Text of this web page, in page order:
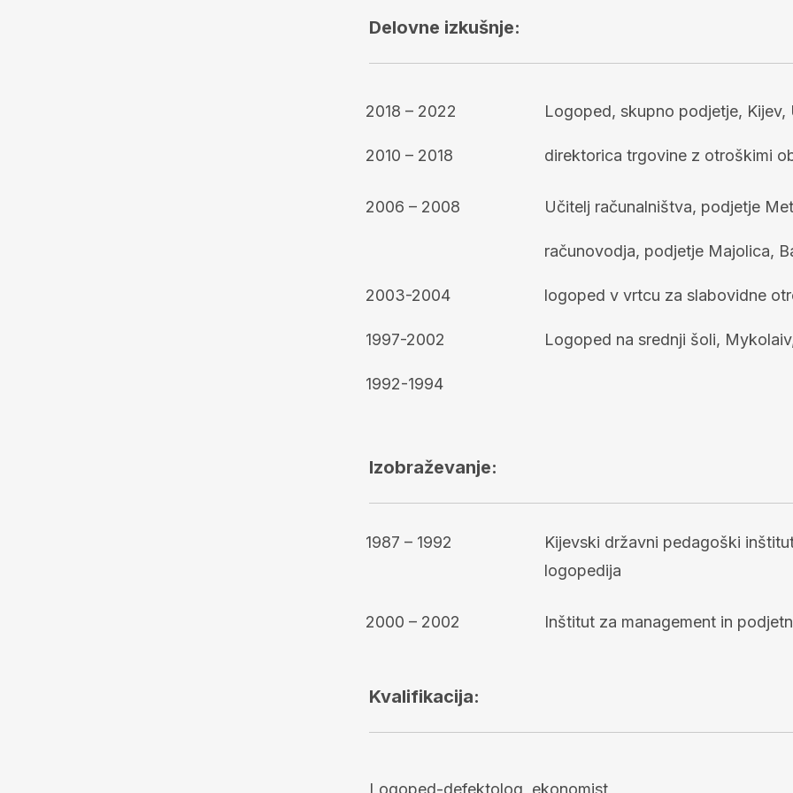
Delovne izkušnje:
2018 – 2022
2010 – 2018
Logoped, skupno podjetje, Kijev,
direktorica trgovine z otroškimi
2006 – 2008
2003-2004
1997-2002
1992-1994
Učitelj računalništva, podjetje
računovodja, podjetje Majolica,
logoped v vrtcu za slabovidne
Logoped na srednji šoli,
Izobraževanje:
1987 – 1992
Kijevski državni pedagoški
logopedija
2000 – 2002 Inštitut za management in
Kvalifikacija: